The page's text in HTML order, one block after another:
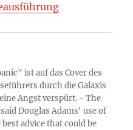
ist auf das Cover des
durch die Galaxis
Angst verspürt. - The
Douglas Adams' use of
advice that could be